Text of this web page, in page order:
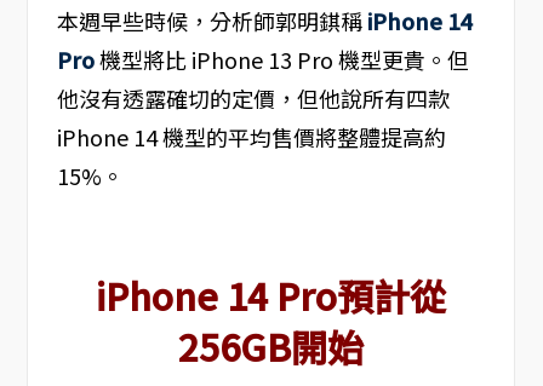
本週早些時候，分析師郭明錤稱iPhone 14
Pro機型將比 iPhone 13 Pro 機型更貴。但
他沒有透露確切的定價，但他說所有四款
iPhone 14 機型的平均售價將整體提高約
15%。
iPhone 14 Pro預計從
256GB開始